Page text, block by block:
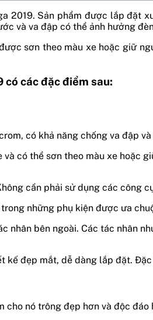
Sản phẩm được lắp đặt
và va đập có thể ảnh hưởng
sơn theo màu xe hoặc giữ
các đặc điểm sau:
có khả năng chống va đập
có thể sơn theo màu xe hoặc
cần phải sử dụng các công
những phụ kiện được ưa
nhân bên ngoài. Các tác nhân
đẹp mắt, dễ dàng lắp đặt.
nó trông đẹp hơn và độc